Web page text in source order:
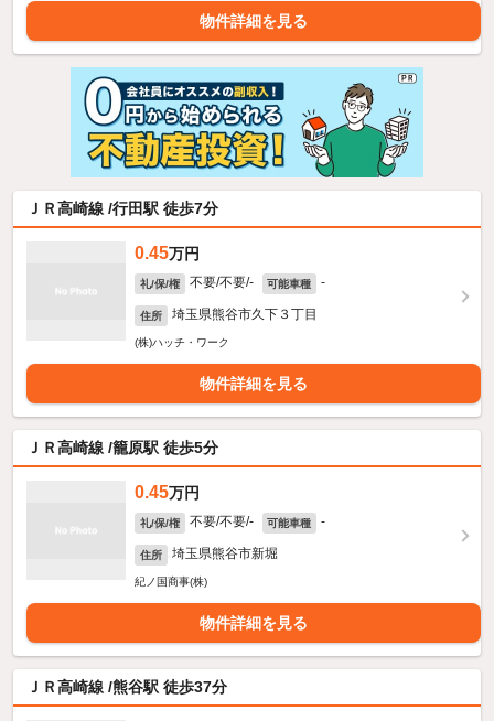
物件詳細を見る
ＪＲ高崎線 /行田駅 徒歩7分
0.45万円
礼/保/権 不要/不要/- 可能車種 -
住所 埼玉県熊谷市久下３丁目
(株)ハッチ・ワーク
物件詳細を見る
ＪＲ高崎線 /籠原駅 徒歩5分
0.45万円
礼/保/権 不要/不要/- 可能車種 -
住所 埼玉県熊谷市新堀
紀ノ国商事(株)
物件詳細を見る
ＪＲ高崎線 /熊谷駅 徒歩37分